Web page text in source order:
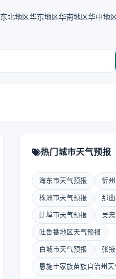
东北地区华东地区华南地区华中地
热门城市天气预报
海东市天气预报 忻
株洲市天气预报 那
蚌埠市天气预报 吴
吐鲁番地区天气预报
白城市天气预报 张
恩施土家族苗族自治州天